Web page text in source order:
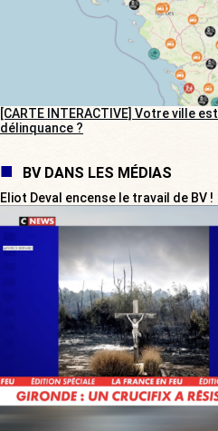
[CARTE INTERACTIVE] Votre ville
délinquance ?
BV DANS LES MÉDIAS
Eliot Deval encense le travail de BV !